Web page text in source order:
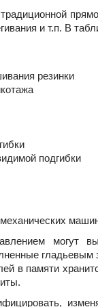
и т.п. В
резинки
подгибки
могут
в памяти